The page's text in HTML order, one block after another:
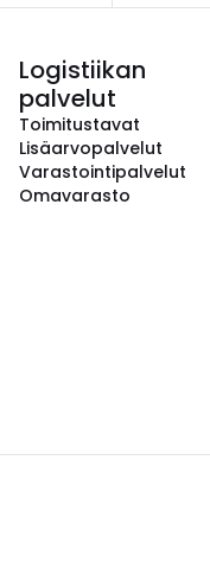
Logistiikan
palvelut
Toimitustavat
Lisäarvopalvelut
Varastointipalvelut
Omavarasto